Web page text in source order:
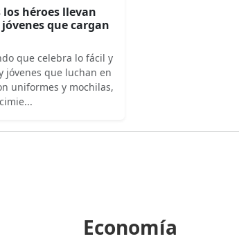
los héroes llevan
que cargan
que celebra lo fácil y
jóvenes que luchan en
uniformes y mochilas,
Economía